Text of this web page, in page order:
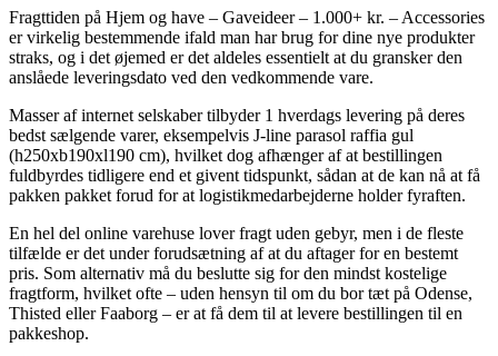
Fragttiden på Hjem og have – Gaveideer – 1.000+ kr. – Accessories
er virkelig bestemmende ifald man har brug for dine nye produkter
straks, og i det øjemed er det aldeles essentielt at du gransker den
anslåede leveringsdato ved den vedkommende vare.
Masser af internet selskaber tilbyder 1 hverdags levering på deres
bedst sælgende varer, eksempelvis J-line parasol raffia gul
(h250xb190xl190 cm), hvilket dog afhænger af at bestillingen
fuldbyrdes tidligere end et givent tidspunkt, sådan at de kan nå at få
pakken pakket forud for at logistikmedarbejderne holder fyraften.
En hel del online varehuse lover fragt uden gebyr, men i de fleste
tilfælde er det under forudsætning af at du aftager for en bestemt
pris. Som alternativ må du beslutte sig for den mindst kostelige
fragtform, hvilket ofte – uden hensyn til om du bor tæt på Odense,
Thisted eller Faaborg – er at få dem til at levere bestillingen til en
pakkeshop.